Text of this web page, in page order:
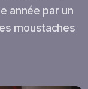
année par un
moustaches